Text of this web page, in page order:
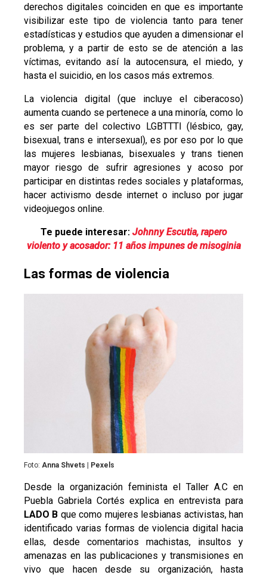
derechos digitales coinciden en que es importante
visibilizar este tipo de violencia tanto para tener
estadísticas y estudios que ayuden a dimensionar el
problema, y a partir de esto se de atención a las
víctimas, evitando así la autocensura, el miedo, y
hasta el suicidio, en los casos más extremos.
La violencia digital (que incluye el ciberacoso)
aumenta cuando se pertenece a una minoría, como lo
es ser parte del colectivo LGBTTTI (lésbico, gay,
bisexual, trans e intersexual), es por eso por lo que
las mujeres lesbianas, bisexuales y trans tienen
mayor riesgo de sufrir agresiones y acoso por
participar en distintas redes sociales y plataformas,
hacer activismo desde internet o incluso por jugar
videojuegos online.
Te puede interesar: Johnny Escutia, rapero
violento y acosador: 11 años impunes de misoginia
Las formas de violencia
Foto: Anna Shvets | Pexels
Desde la organización feminista el Taller A.C en
Puebla Gabriela Cortés explica en entrevista para
LADO B que como mujeres lesbianas activistas, han
identificado varias formas de violencia digital hacia
ellas, desde comentarios machistas, insultos y
amenazas en las publicaciones y transmisiones en
vivo que hacen desde su organización, hasta